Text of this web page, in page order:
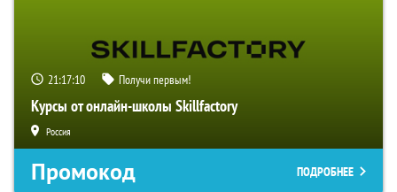
21:17:09 Получи первым!
Курсы от онлайн-школы Skillfactory
Россия
Промокод ПОДРОБНЕЕ